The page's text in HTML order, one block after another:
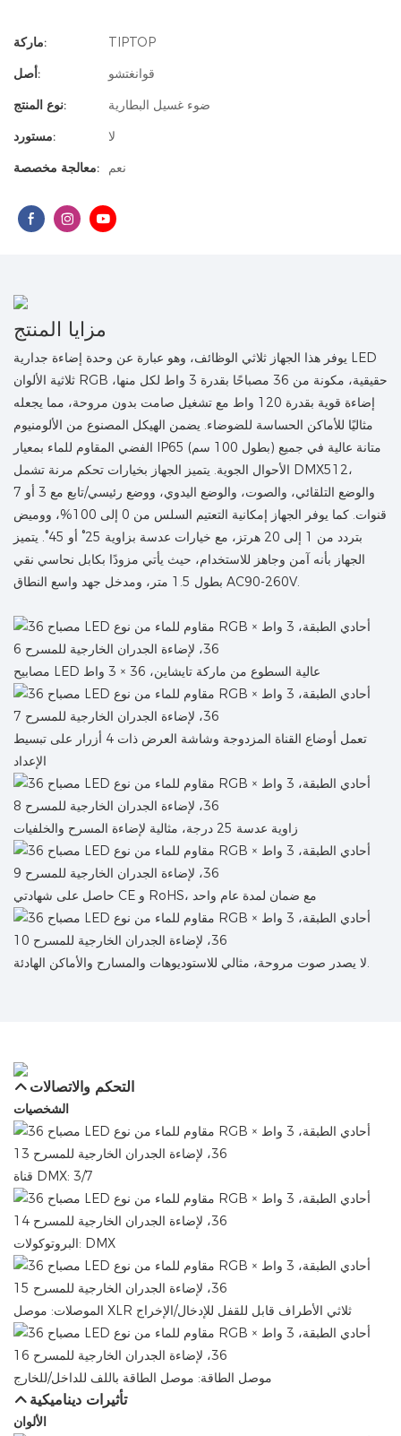
ماركة:
TIPTOP
أصل:
قوانغتشو
نوع المنتج:
ضوء غسيل البطارية
مستورد:
لا
معالجة مخصصة:
نعم
مزايا المنتج
يوفر هذا الجهاز ثلاثي الوظائف، وهو عبارة عن وحدة إضاءة جدارية LED
ثلاثية الألوان RGB حقيقية، مكونة من 36 مصباحًا بقدرة 3 واط لكل منها،
إضاءة قوية بقدرة 120 واط مع تشغيل صامت بدون مروحة، مما يجعله
مثاليًا للأماكن الحساسة للضوضاء. يضمن الهيكل المصنوع من الألومنيوم
الفضي المقاوم للماء بمعيار IP65 (بطول 100 سم) متانة عالية في جميع
الأحوال الجوية. يتميز الجهاز بخيارات تحكم مرنة تشمل DMX512،
والوضع التلقائي، والصوت، والوضع اليدوي، ووضع رئيسي/تابع مع 3 أو 7
قنوات. كما يوفر الجهاز إمكانية التعتيم السلس من 0 إلى 100%، ووميض
بتردد من 1 إلى 20 هرتز، مع خيارات عدسة بزاوية 25° أو 45°. يتميز
الجهاز بأنه آمن وجاهز للاستخدام، حيث يأتي مزودًا بكابل نحاسي نقي
بطول 1.5 متر، ومدخل جهد واسع النطاق AC90-260V.
مصابيح LED عالية السطوع من ماركة تايشاين، 36 × 3 واط
تعمل أوضاع القناة المزدوجة وشاشة العرض ذات 4 أزرار على تبسيط
الإعداد
زاوية عدسة 25 درجة، مثالية لإضاءة المسرح والخلفيات
حاصل على شهادتي CE و RoHS، مع ضمان لمدة عام واحد
لا يصدر صوت مروحة، مثالي للاستوديوهات والمسارح والأماكن الهادئة.
التحكم والاتصالات
الشخصيات
قناة DMX: 3/7
البروتوكولات: DMX
الموصلات: موصل XLR ثلاثي الأطراف قابل للقفل للإدخال/الإخراج
موصل الطاقة: موصل الطاقة باللف للداخل/للخارج
تأثيرات ديناميكية
الألوان